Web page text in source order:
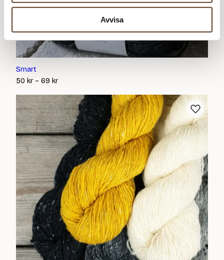
Avvisa
Smart
50 kr – 69 krPrisintervall:
till
69 kr